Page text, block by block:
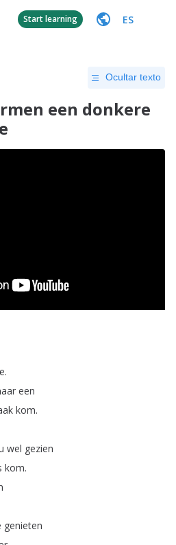
Start learning ES
Ocultar texto
een donkere
.
een
kom.
wel gezien
kom.
genieten